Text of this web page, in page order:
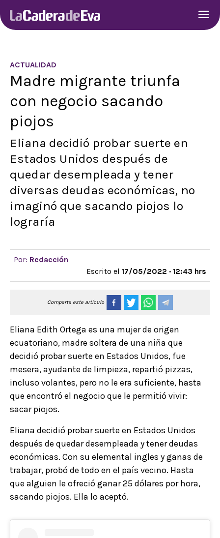
ACTUALIDAD
Madre migrante triunfa
con negocio sacando
piojos
Eliana decidió probar suerte en
Estados Unidos después de
quedar desempleada y tener
diversas deudas económicas, no
imaginó que sacando piojos lo
lograría
Por: Redacción
Escrito el 17/05/2022 · 12:43 hrs
Comparta este artículo
Eliana Edith Ortega es una mujer de origen
ecuatoriano, madre soltera de una niña que
decidió probar suerte en Estados Unidos, fue
mesera, ayudante de limpieza, repartió pizzas,
incluso volantes, pero no le era suficiente, hasta
que encontró el negocio que le permitió vivir:
sacar piojos.
Eliana decidió probar suerte en Estados Unidos
después de quedar desempleada y tener deudas
económicas. Con su elemental ingles y ganas de
trabajar, probó de todo en el país vecino. Hasta
que alguien le ofreció ganar 25 dólares por hora,
sacando piojos. Ella lo aceptó.